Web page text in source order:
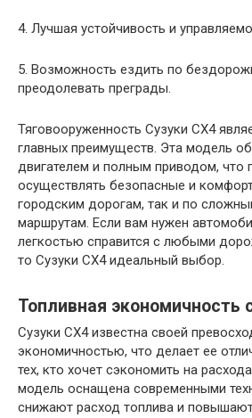
4. Лучшая устойчивость и
5. Возможность ездить по
преодолевать преграды.
Тяговооруженность Сузуки СХ4
главных преимуществ. Эта модель
двигателем и полным приводом, что
осуществлять безопасные и
городским дорогам, так и по
маршрутам. Если вам нужен
легкостью справится с любыми
то Сузуки СХ4 идеальный выбор.
Топливная экономичность
Сузуки СХ4 известна своей
экономичностью, что делает ее
тех, кто хочет сэкономить на
модель оснащена современными
снижают расход топлива и